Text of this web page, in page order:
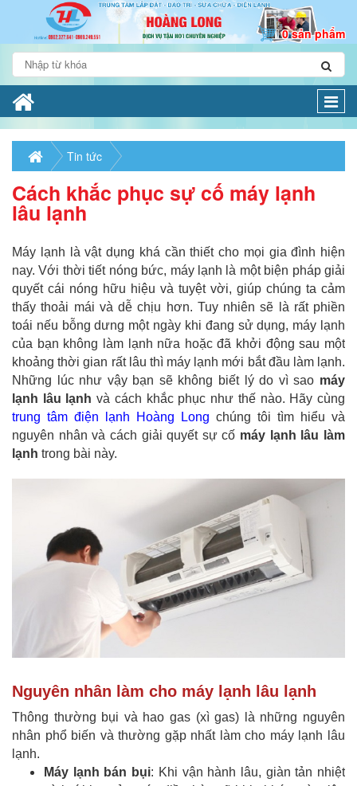
0 sản phẩm
Tin tức
Cách khắc phục sự cố máy lạnh
lâu lạnh
Máy lạnh là vật dụng khá cần thiết cho mọi gia đình hiện
nay. Với thời tiết nóng bức, máy lạnh là một biện pháp giải
quyết cái nóng hữu hiệu và tuyệt vời, giúp chúng ta cảm
thấy thoải mái và dễ chịu hơn. Tuy nhiên sẽ là rất phiền
toái nếu bỗng dưng một ngày khi đang sử dụng, máy lạnh
của bạn không làm lạnh nữa hoặc đã khởi động sau một
khoảng thời gian rất lâu thì máy lạnh mới bắt đầu làm lạnh.
Những lúc như vậy bạn sẽ không biết lý do vì sao máy
lạnh lâu lạnh và cách khắc phục như thế nào. Hãy cùng
trung tâm điện lạnh Hoàng Long chúng tôi tìm hiểu và
nguyên nhân và cách giải quyết sự cố máy lạnh lâu làm
lạnh trong bài này.
Nguyên nhân làm cho máy lạnh lâu lạnh
Thông thường bụi và hao gas (xì gas) là những nguyên
nhân phổ biến và thường gặp nhất làm cho máy lạnh lâu
lạnh.
Máy lạnh bán bụi: Khi vận hành lâu, giàn tản nhiệt